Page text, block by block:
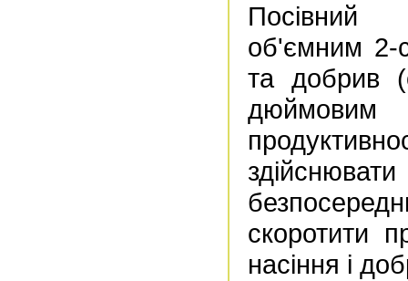
Посівний
об'ємним 2-
та добрив
скоротити
насіння і